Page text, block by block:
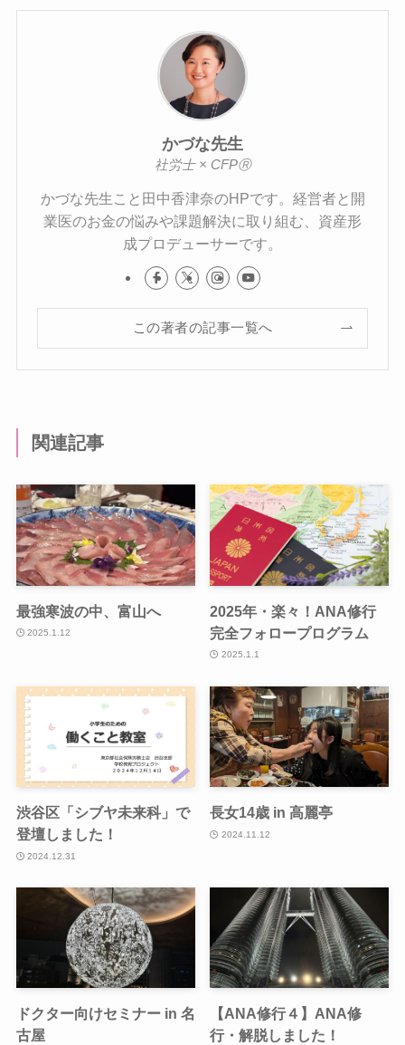
かづな先生
社労士 × CFPⓇ
かづな先生こと田中香津奈のHPです。経営者と開
業医のお金の悩みや課題解決に取り組む、資産形
成プロデューサーです。
この著者の記事一覧へ
関連記事
最強寒波の中、富山へ
2025.1.12
2025年・楽々！ANA修行
完全フォロープログラム
2025.1.1
渋谷区「シブヤ未来科」で
登壇しました！
2024.12.31
長女14歳 in 高麗亭
2024.11.12
ドクター向けセミナー in 名
古屋
【ANA修行４】ANA修
行・解脱しました！